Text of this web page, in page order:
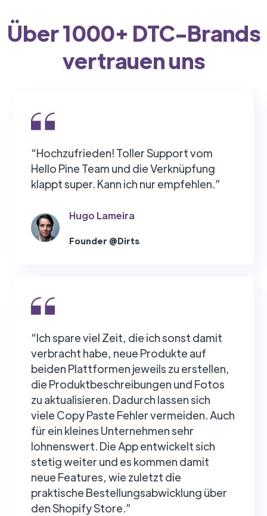
Über 1000+ DTC-Brands
vertrauen uns
“Hochzufrieden! Toller Support vom
Hello Pine Team und die Verknüpfung
klappt super. Kann ich nur empfehlen.”
Hugo Lameira
Founder @Dirts
“Ich spare viel Zeit, die ich sonst damit
verbracht habe, neue Produkte auf
beiden Plattformen jeweils zu erstellen,
die Produktbeschreibungen und Fotos
zu aktualisieren. Dadurch lassen sich
viele Copy Paste Fehler vermeiden. Auch
für ein kleines Unternehmen sehr
lohnenswert. Die App entwickelt sich
stetig weiter und es kommen damit
neue Features, wie zuletzt die
praktische Bestellungsabwicklung über
den Shopify Store.”